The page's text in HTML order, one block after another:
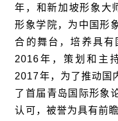
年，和新加坡形象大
形象学院，为中国形
合的舞台，培养具有
2016年，策划和主
2017年，为了推动国
了首届青岛国际形象
认可，被誉为具有前